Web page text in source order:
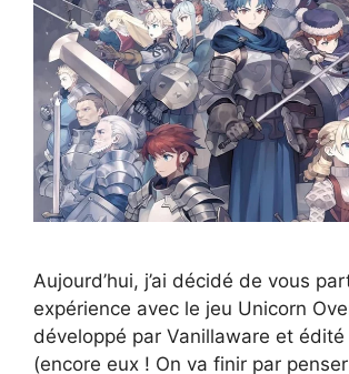
Aujourd’hui, j’ai décidé de vous
expérience avec le jeu Unicorn
développé par Vanillaware et édité
(encore eux ! On va finir par